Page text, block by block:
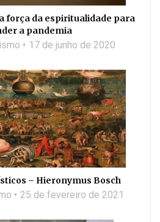
força da espiritualidade para
a pandemia
17 de junho de 2020
– Hieronymus Bosch
25 de fevereiro de 2021